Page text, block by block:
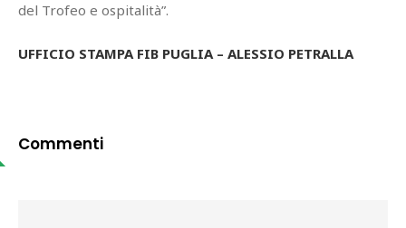
del Trofeo e ospitalità”.
UFFICIO STAMPA FIB PUGLIA – ALESSIO PETRALLA
Commenti